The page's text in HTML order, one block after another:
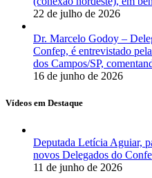
22 de julho de 2026
Dr. Marcelo Godoy –
Confep, é entrevistado
dos Campos/SP,
16 de junho de 2026
Vídeos em Destaque
Deputada Letícia Aguiar,
novos Delegados do
11 de junho de 2026